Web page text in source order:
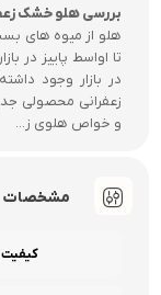
بررسی هلو خشک
هلو از میوه های
در بازار وجود
زعفرانی محصولی
و خواص هلوی ز...
مشخصات
کیفیت